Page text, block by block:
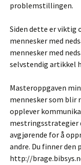
problemstillingen.
Siden dette er viktig
mennesker med
mennesker med
selvstendig artikkel
Masteroppgaven
mennesker som blir
opplever
mestringsstrategier
avgjørende for å
andre. Du finner den
http://